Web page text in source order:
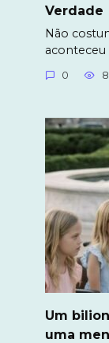
Verdade
Não
aconteceu
0
Um
uma